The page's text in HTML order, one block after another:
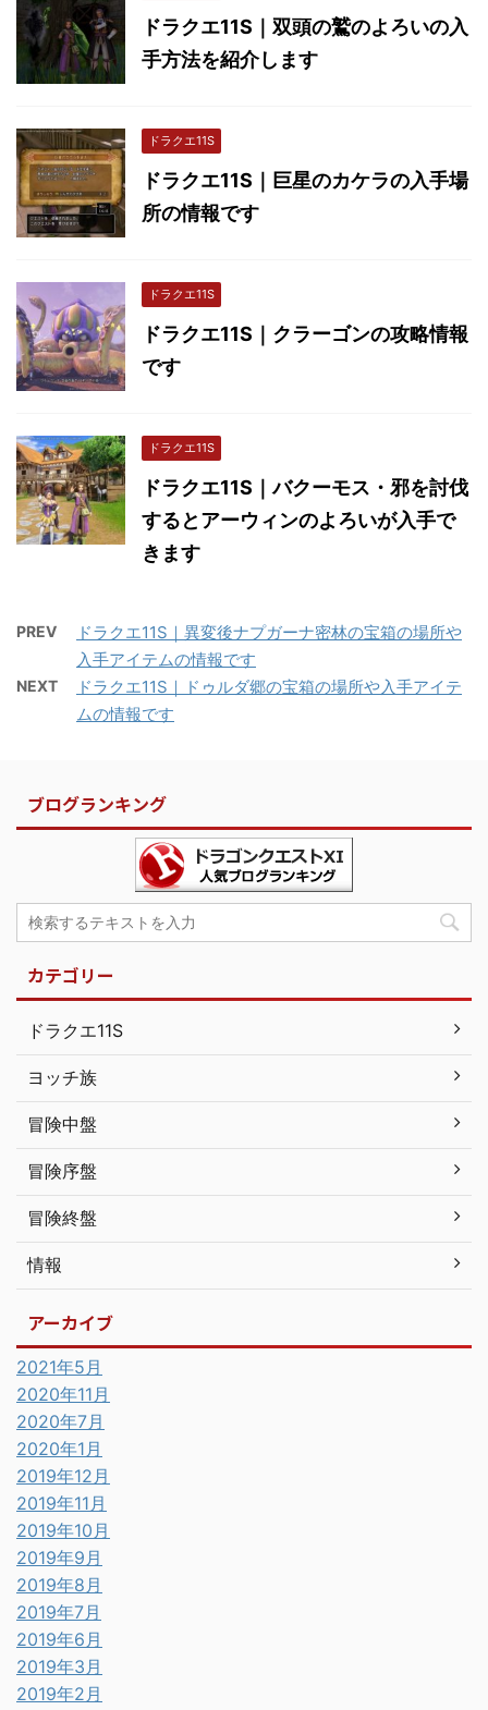
ドラクエ11S｜双頭の鷲のよろいの入
手方法を紹介します
ドラクエ11S
ドラクエ11S｜巨星のカケラの入手場
所の情報です
ドラクエ11S
ドラクエ11S｜クラーゴンの攻略情報
です
ドラクエ11S
ドラクエ11S｜バクーモス・邪を討伐
するとアーウィンのよろいが入手で
きます
PREV
ドラクエ11S｜異変後ナプガーナ密林の宝箱の場所や
入手アイテムの情報です
NEXT
ドラクエ11S｜ドゥルダ郷の宝箱の場所や入手アイテ
ムの情報です
ブログランキング
カテゴリー
ドラクエ11S
ヨッチ族
冒険中盤
冒険序盤
冒険終盤
情報
アーカイブ
2021年5月
2020年11月
2020年7月
2020年1月
2019年12月
2019年11月
2019年10月
2019年9月
2019年8月
2019年7月
2019年6月
2019年3月
2019年2月